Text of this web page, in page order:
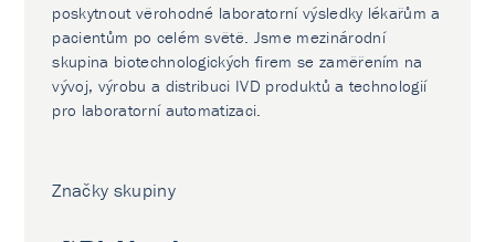
poskytnout věrohodné laboratorní výsledky lékařům a
pacientům po celém světě. Jsme mezinárodní
skupina biotechnologických firem se zaměřením na
vývoj, výrobu a distribuci IVD produktů a technologií
pro laboratorní automatizaci.
Značky skupiny